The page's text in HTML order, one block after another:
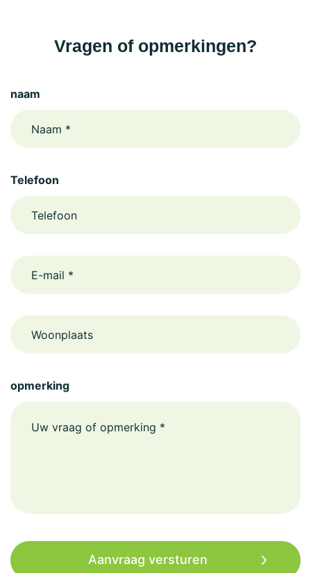
Vragen of opmerkingen?
naam
Telefoon
email
Woonplaats
opmerking